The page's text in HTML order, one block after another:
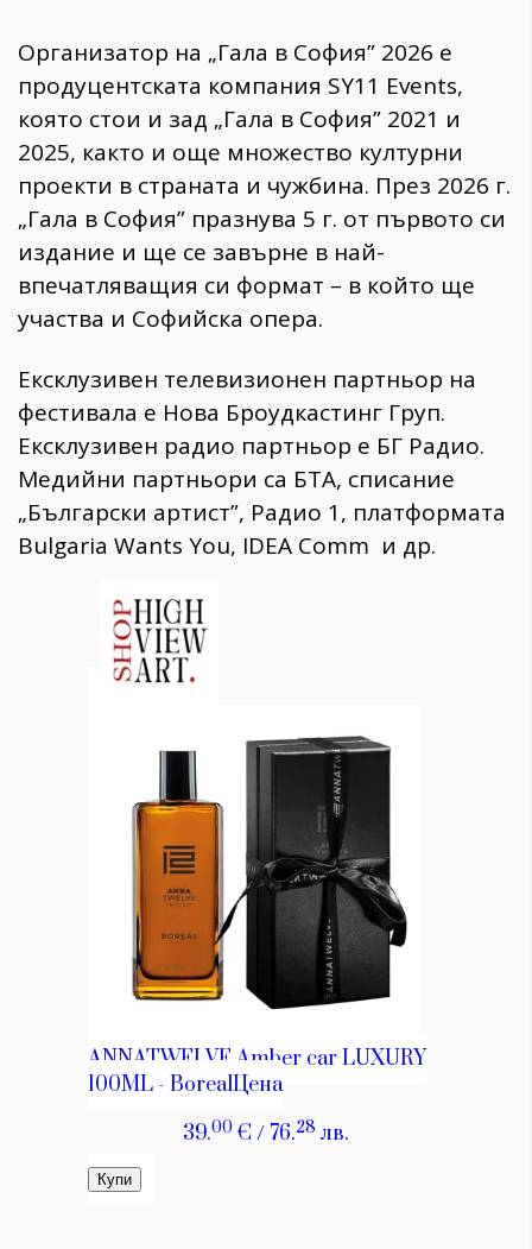
Организатор на „Гала в София” 2026 е
продуцентската компания SY11 Events,
която стои и зад „Гала в София” 2021 и
2025, както и още множество културни
проекти в страната и чужбина. През 2026 г.
„Гала в София” празнува 5 г. от първото си
издание и ще се завърне в най-
впечатляващия си формат – в който ще
участва и Софийска опера.
Ексклузивен телевизионен партньор на
фестивала е Нова Броудкастинг Груп.
Ексклузивен радио партньор е БГ Радио.
Медийни партньори са БТА, списание
„Български артист”, Радио 1, платформата
Bulgaria Wants You, IDEA Comm и др.